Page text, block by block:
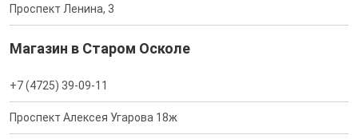
Проспект Ленина, 3
Магазин в Старом Осколе
+7 (4725) 39-09-11
Проспект Алексея Угарова 18ж